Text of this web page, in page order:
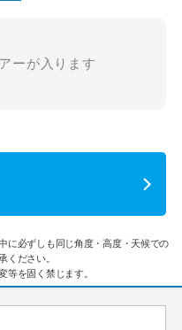
ーが入ります
に必ずしも同じ角度・高度・天候での
ください。
を固く禁じます。